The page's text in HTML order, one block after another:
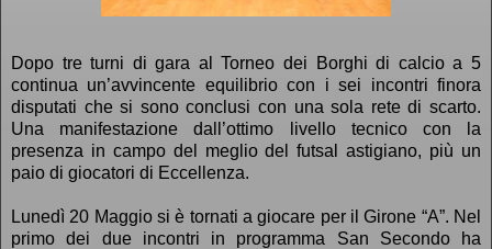
Dopo tre turni di gara al Torneo dei Borghi di calcio a 5
continua un’avvincente equilibrio con i sei incontri finora
disputati che si sono conclusi con una sola rete di scarto.
Una manifestazione dall’ottimo livello tecnico con la
presenza in campo del meglio del futsal astigiano, più un
paio di giocatori di Eccellenza.
Lunedì 20 Maggio si è tornati a giocare per il Girone “A”. Nel
primo dei due incontri in programma San Secondo ha